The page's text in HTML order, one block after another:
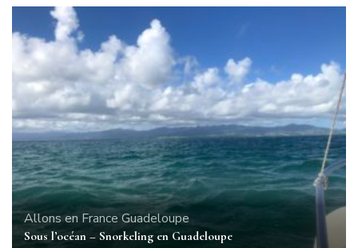
Allons en France Guadeloupe
Sous l’océan – Snorkeling en Guadeloupe